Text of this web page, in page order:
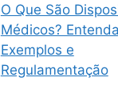
O Que São
Médicos?
Exemplos e
Regulamentação